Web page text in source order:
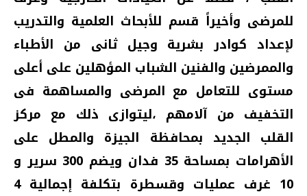
للمرضى وأخيراً قسم للأبحاث العلمية والتدريب
لإعداد كوادر بشرية وجيل ثانى من الأطباء
والممرضين والفنين الشباب المؤهلين على أعلى
مستوى للتعامل مع المرضى والمساهمة فى
التخفيف من آلامهم ،ليتوازى ذلك مع مركز
القلب الجديد بمحافظة الجيزة والمطل على
الأهرامات بمساحة 35 فدان ويضم 300 سرير و
10 غرف عمليات وقسطرة بتكلفة إجمالية 4